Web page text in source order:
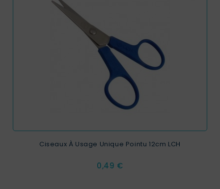
Ciseaux À Usage Unique Pointu 12cm LCH
Prix
0,49 €